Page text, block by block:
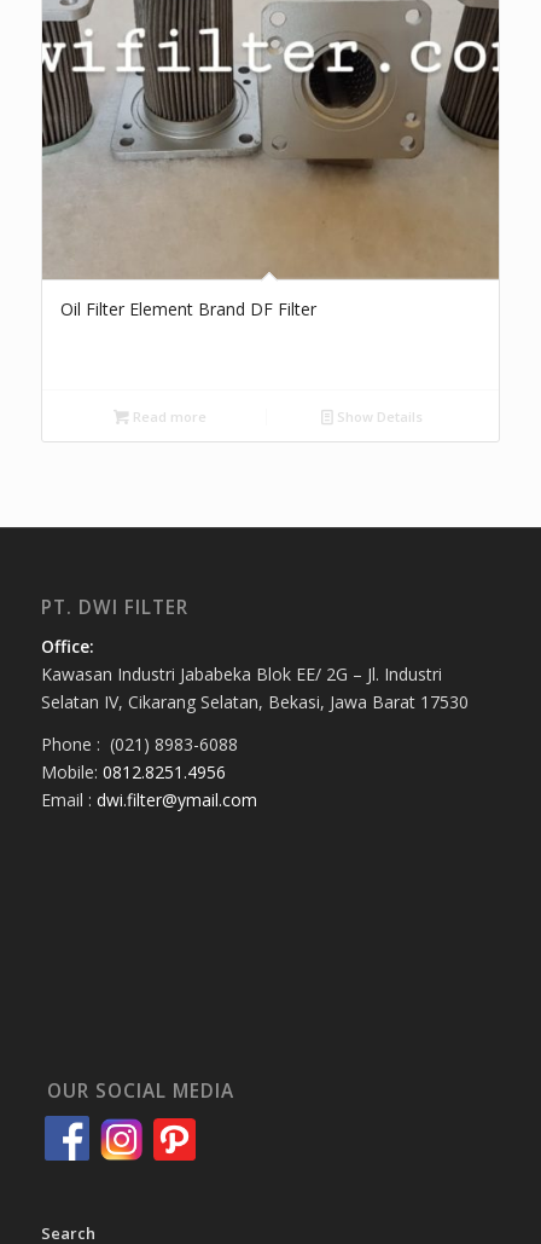
Oil Filter Element Brand DF Filter
Read more Show Details
PT. DWI FILTER
Office:
Kawasan Industri Jababeka Blok EE/ 2G – Jl. Industri
Selatan IV, Cikarang Selatan, Bekasi, Jawa Barat 17530
Phone : (021) 8983-6088
Mobile: 0812.8251.4956
Email : dwi.filter@ymail.com
OUR SOCIAL MEDIA
Search